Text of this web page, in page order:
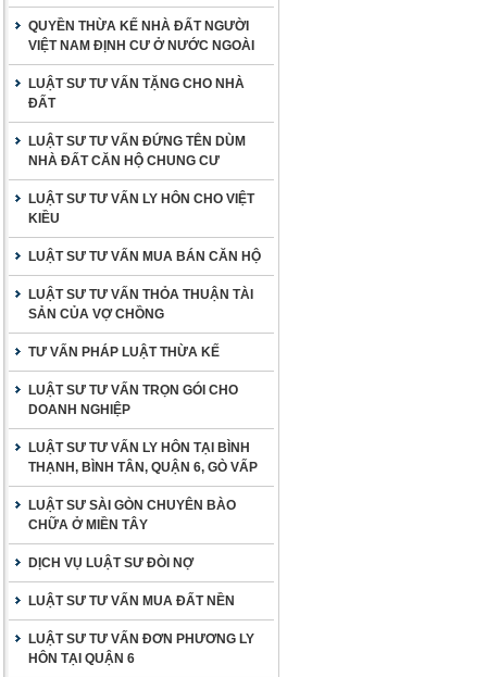
QUYỀN THỪA KẾ NHÀ ĐẤT NGƯỜI
VIỆT NAM ĐỊNH CƯ Ở NƯỚC NGOÀI
LUẬT SƯ TƯ VẤN TẶNG CHO NHÀ
ĐẤT
LUẬT SƯ TƯ VẤN ĐỨNG TÊN DÙM
NHÀ ĐẤT CĂN HỘ CHUNG CƯ
LUẬT SƯ TƯ VẤN LY HÔN CHO VIỆT
KIỀU
LUẬT SƯ TƯ VẤN MUA BÁN CĂN HỘ
LUẬT SƯ TƯ VẤN THỎA THUẬN TÀI
SẢN CỦA VỢ CHỒNG
TƯ VẤN PHÁP LUẬT THỪA KẾ
LUẬT SƯ TƯ VẤN TRỌN GÓI CHO
DOANH NGHIỆP
LUẬT SƯ TƯ VẤN LY HÔN TẠI BÌNH
THẠNH, BÌNH TÂN, QUẬN 6, GÒ VẤP
LUẬT SƯ SÀI GÒN CHUYÊN BÀO
CHỮA Ở MIỀN TÂY
DỊCH VỤ LUẬT SƯ ĐÒI NỢ
LUẬT SƯ TƯ VẤN MUA ĐẤT NỀN
LUẬT SƯ TƯ VẤN ĐƠN PHƯƠNG LY
HÔN TẠI QUẬN 6